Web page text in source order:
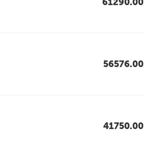
61290.00
56576.00
41750.00